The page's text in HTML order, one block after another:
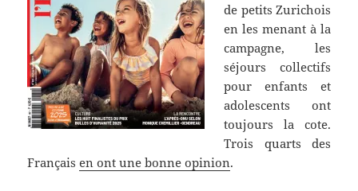
de petits Zurichois
en les menant à la
campagne, les
séjours collectifs
pour enfants et
adolescents ont
toujours la cote.
Trois quarts des
Françaisen ont une bonne opinion.